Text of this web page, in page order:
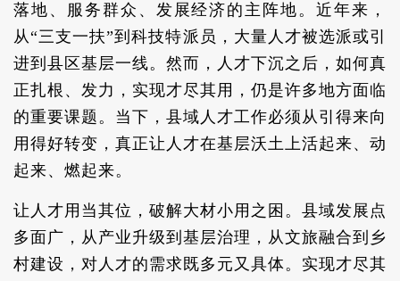
落地、服务群众、发展经济的主阵地。近年来，
从“三支一扶”到科技特派员，大量人才被选派或引
进到县区基层一线。然而，人才下沉之后，如何真
正扎根、发力，实现才尽其用，仍是许多地方面临
的重要课题。当下，县域人才工作必须从引得来向
用得好转变，真正让人才在基层沃土上活起来、动
起来、燃起来。
让人才用当其位，破解大材小用之困。县域发展点
多面广，从产业升级到基层治理，从文旅融合到乡
村建设，对人才的需求既多元又具体。实现才尽其